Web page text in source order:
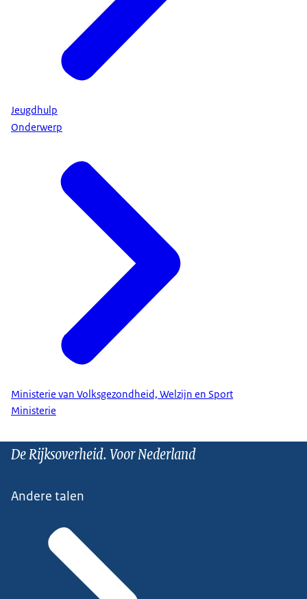
Jeugdhulp
Onderwerp
Ministerie van Volksgezondheid, Welzijn en Sport
Ministerie
De Rijksoverheid. Voor Nederland
Andere talen